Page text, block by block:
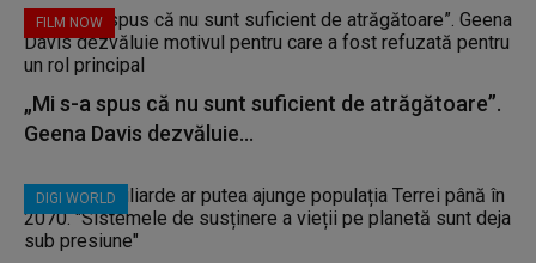
FILM NOW
„Mi s-a spus că nu sunt suficient de atrăgătoare”.
Geena Davis dezvăluie...
DIGI WORLD